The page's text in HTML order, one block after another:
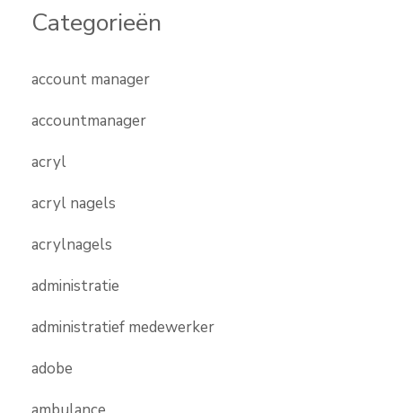
Categorieën
account manager
accountmanager
acryl
acryl nagels
acrylnagels
administratie
administratief medewerker
adobe